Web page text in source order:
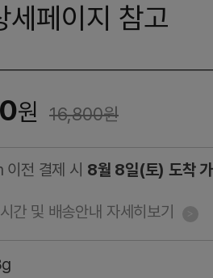
페이지 참고
원 16,800원
전 결제 시 8월 8일(토) 도착
간 및 배송안내 자세히보기